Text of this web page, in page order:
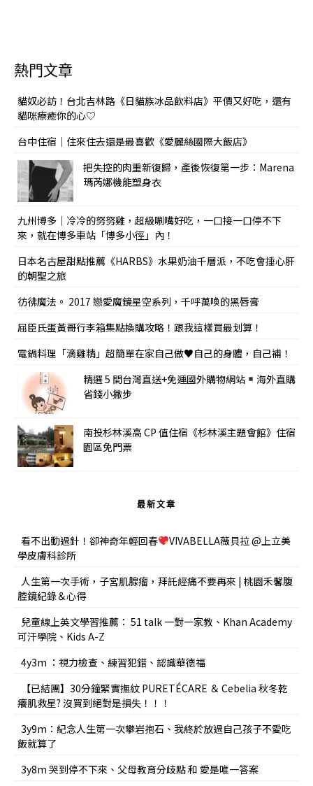
熱門文章
貓奴必訪！台北吉林路《日貓族冰品飲料店》平價又好吃，還有
貓咪療癒你的心♡
台中住宿｜住來住去還是最喜歡《愛麗絲國際大飯店》
把失控的肉重新復歸，產後恢復第一步：Marena
瑪芮娜機能塑身衣
九州博多｜冷冷的努努雞，超級唰嘴好吃，一口接一口停不下
來，就在博多車站「博多小徑」內！
日本名古屋甜點推薦《HARBS》水果奶油千層派，不吃會捶心肝
的朝聖之旅
彷彿魔法。 2017 戀愛魔鏡星空系列，千呼萬喚的黑唇膏
屈臣氏蛋黃哥行李箱集點換購攻略！跟我這樣買最划算！
電鍋料理「滴雞精」超簡單在家自己做♥自己的身體，自己補！
精選 5 間台灣直送+免運國外購物網站
海外直購
省錢小撇步
南投杉林溪高 CP 值住宿《杉林溪主題會館》住宿
園區免門票
最新文章
看不出動過針！卻神奇年輕回春
VIVABELLA薇貝拉 @上立美
學皮膚科診所
人生第一次手術，子宮肌腺瘤，拜託經痛不要再來 | 桃園禾馨腹
腔鏡紀錄＆心得
兒童線上英文學習推薦： 51 talk 一對一家教、Khan Academy
可汗學院、Kids A-Z
4y3m ：視力檢查、練習犯錯、認識華德福
【已結團】30分鐘緊實撫紋 PURETÉCARE ＆ Cebelia 秋冬乾
癢肌救星? 沒買到絕對是損失！！！
3y9m：紀念人生第一次攀岩抱石、我終於放過自己孩子不愛吃
飯就算了
3y8m 哭到停不下來、父母教育分歧點 和 愛是唯一答案